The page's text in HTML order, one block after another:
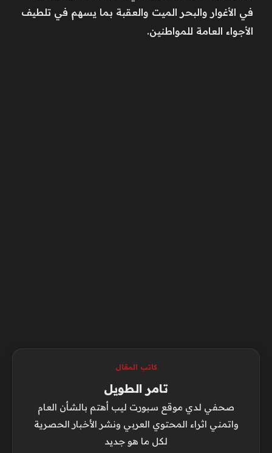
في الأغوار والبحر الميت والعقبة بما يسهم في تلطيف
الأجواء العامة للمواطنين.
كاتب المقال
تامر الطويل
صحفي لدي موقع سبورت ليب أهتم بالشأن العام
واتمني اثراء المحتوي العربي ونشر الأخبار الحصرية
لكل ما هو جديد